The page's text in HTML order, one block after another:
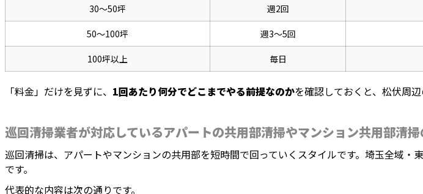
30〜50坪 週2回
50〜100坪 週3〜5回
100坪以上 毎日
「料金」だけを見ずに、 1回あたり何分でどこまでやる前提なのかを確認しておくと、松伏周
巡回清掃業者が対応しているアパートの共用部清掃やマンション共用部清
巡回清掃は、アパートやマンションの共用部を短時間で回っていくスタイルです。埼玉全域・
です。
代表的な内容は次の通りです。